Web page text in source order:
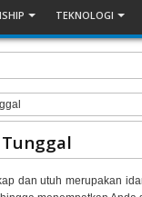
TEKNOLOGI
PDF
dan utuh merupakan